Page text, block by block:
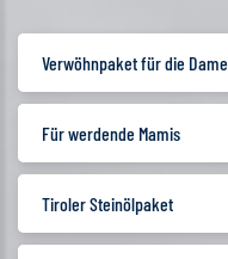
Verwöhnpaket für die Dame
Für werdende Mamis
Tiroler Steinölpaket